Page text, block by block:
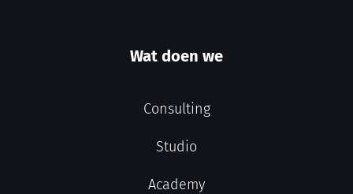
Wat doen we
Consulting
Studio
Academy